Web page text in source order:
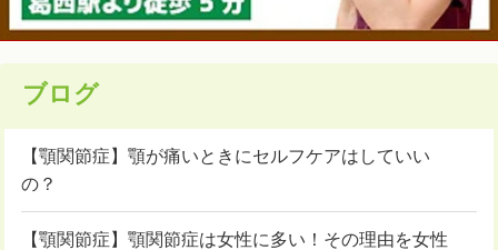
ブログ
【顎関節症】顎が痛いときにセルフケアはしていい
の？
【顎関節症】顎関節症は女性に多い！その理由を女性